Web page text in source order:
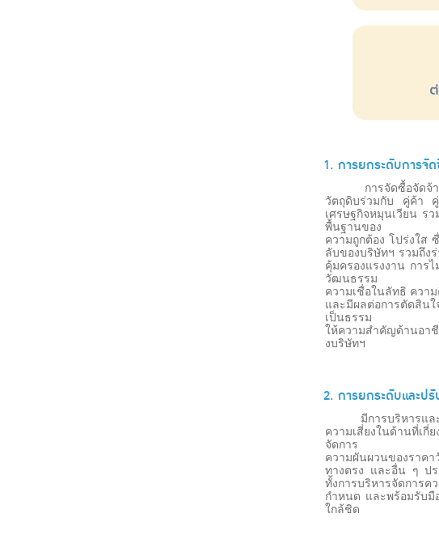
1. การยกระดับการจั
การจัดซื้อจัดจ้างแล
วัตถุดิบร่วมกับ คู่ค้า คู่
เศรษฐกิจหมุนเวียน ร
พื้นฐานของ
ความถูกต้อง โปร่งใส
ลับของบริษัทฯ รวมถึง
คุ้มครองแรงงาน การ
วัฒนธรรม
ความเชื่อในลัทธิ ควา
และมีผลต่อการตัดสิน
เป็นธรรม
ให้ความสำคัญด้านอา
งบริษัทฯ
2. การยกระดับและป
มีการบริหารและติด
ความเสี่ยงในด้านที่เ
จัดการ
ความผันผวนของราค
ทางตรง และอื่น ๆ ปร
ทั้งการบริหารจัดการ
กำหนด และพร้อมรับมื
ใกล้ชิด